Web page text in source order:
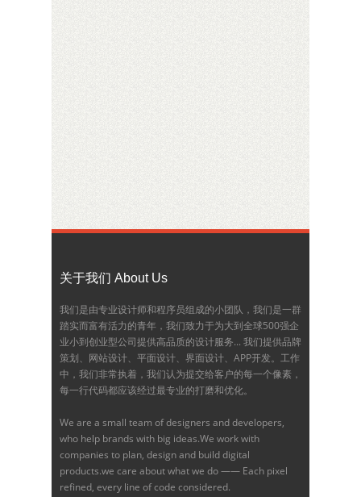
关于我们 About Us
我们是由专业设计师和程序员组成的小团队，我们是一群
踏实而富有活力的青年，我们致力于为大到全球500强企
业小到创业型公司提供高品质的设计服务... 我们提供品牌
策划、网站设计、平面设计、界面设计、APP开发。工作
中，我们非常执着，我们认为提交给客户的每一个像素，
每一行代码都应该经过最专业的打磨和优化。
We are a small team of designers and developers,
who help brands with big ideas.We work with
companies to plan, design and build digital
products.we care about what we do —— Each pixel
refined, every line of code considered.